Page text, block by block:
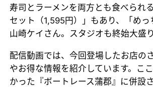
寿司とラーメンを両方とも食べられ
セット（1,595円）」もあり、「めっ
山崎ケイさん。スタジオも終始大盛
配信動画では、今回登場したお店の
やお得な情報を紹介しています。こ
かった『ボートレース蒲郡』に併設